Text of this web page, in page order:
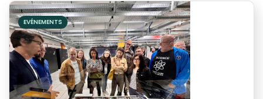
EVÉNEMENTS